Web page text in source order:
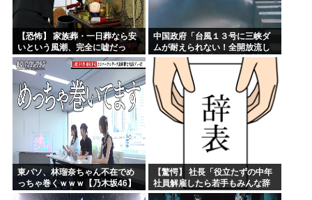
【恐怖】 家族葬・一日葬なら安
いという風潮、完全に嘘だっ
た・・・・
中国政府「台風１３号に三峡ダ
ムが耐えられない！全開放流し
ろ！」⇒ 下流域の街が壊滅状態
ｗｗｗｗｗ
東パソ、林瑠奈ちゃん不在でめ
っちゃ巻くｗｗｗ【乃木坂46】
【驚愕】 社長「役立たずの中年
社員解雇したら若手もみんな辞
めてしまった…」